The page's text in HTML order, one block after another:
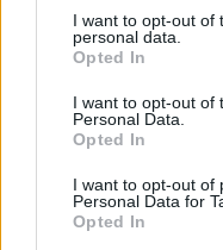
I want to opt-out of
personal data.
Opted In
I want to opt-out of
Personal Data.
Opted In
I want to opt-out of
Personal Data for
Opted In
“Esto como consejera
Esto es presente,
a la máxima
“cara a cara” de la
Parlamento, donde
cuando ella “se
quería decir es que
imputados”.